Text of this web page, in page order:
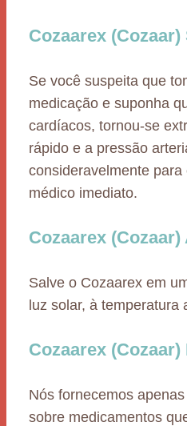
Cozaarex
Se você suspeita que
medicação e suponha
cardíacos, tornou-se
rápido e a pressão
consideravelmente
médico imediato.
Cozaarex
Salve o Cozaarex em
luz solar, à temperatura
Cozaarex
Nós fornecemos
sobre medicamentos